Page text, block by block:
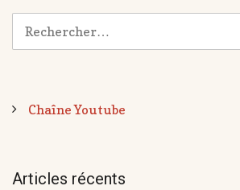
Chaîne Youtube
Articles récents